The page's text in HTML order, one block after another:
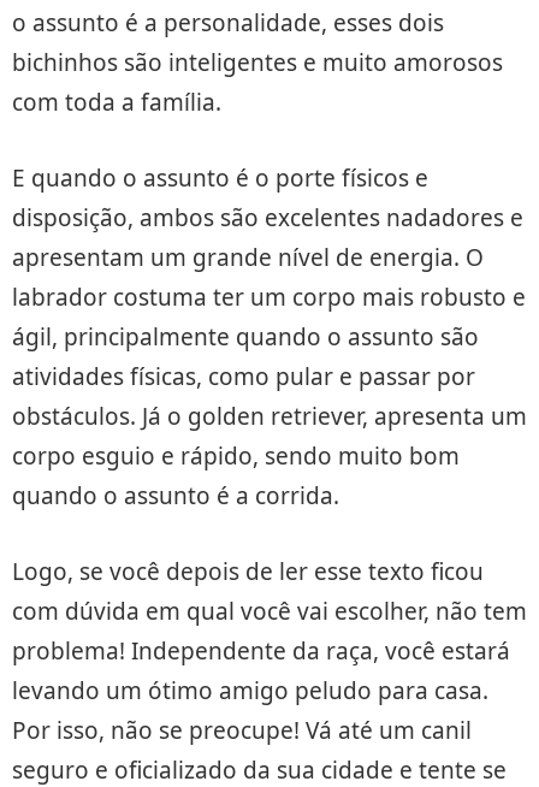
o assunto é a personalidade, esses dois
bichinhos são inteligentes e muito amorosos
com toda a família.
E quando o assunto é o porte físicos e
disposição, ambos são excelentes nadadores e
apresentam um grande nível de energia. O
labrador costuma ter um corpo mais robusto e
ágil, principalmente quando o assunto são
atividades físicas, como pular e passar por
obstáculos. Já o golden retriever, apresenta um
corpo esguio e rápido, sendo muito bom
quando o assunto é a corrida.
Logo, se você depois de ler esse texto ficou
com dúvida em qual você vai escolher, não tem
problema! Independente da raça, você estará
levando um ótimo amigo peludo para casa.
Por isso, não se preocupe! Vá até um canil
seguro e oficializado da sua cidade e tente se